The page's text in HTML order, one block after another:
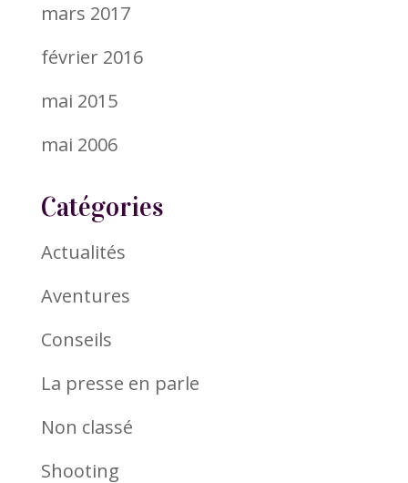
mars 2017
février 2016
mai 2015
mai 2006
Catégories
Actualités
Aventures
Conseils
La presse en parle
Non classé
Shooting